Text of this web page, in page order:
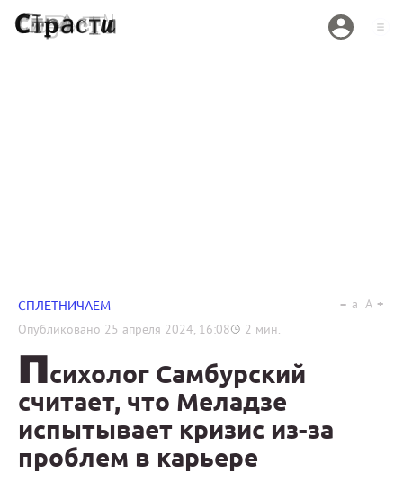
СПЛЕТНИЧАЕМ
Опубликовано 25 апреля 2024, 16:08 2 мин.
a A
Психолог Самбурский
считает, что Меладзе
испытывает кризис из-за
проблем в карьере